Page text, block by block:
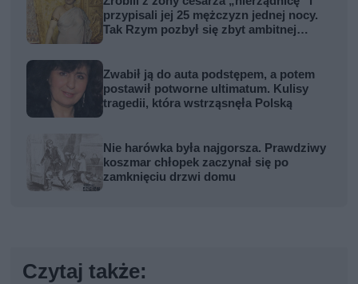
przypisali jej 25 mężczyzn jednej nocy.
Tak Rzym pozbył się zbyt ambitnej
Zwabił ją do auta podstępem, a potem
postawił potworne ultimatum. Kulisy
tragedii, która wstrząsnęła Polską
Nie harówka była najgorsza. Prawdziwy
koszmar chłopek zaczynał się po
zamknięciu drzwi domu
Czytaj także: